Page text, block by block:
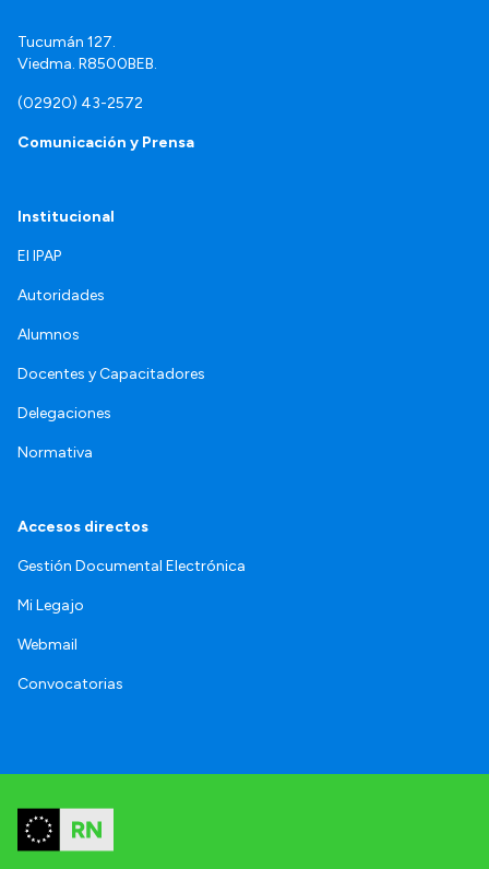
Tucumán 127.
Viedma. R8500BEB.
(02920) 43-2572
Comunicación y Prensa
Institucional
El IPAP
Autoridades
Alumnos
Docentes y Capacitadores
Delegaciones
Normativa
Accesos directos
Gestión Documental Electrónica
Mi Legajo
Webmail
Convocatorias